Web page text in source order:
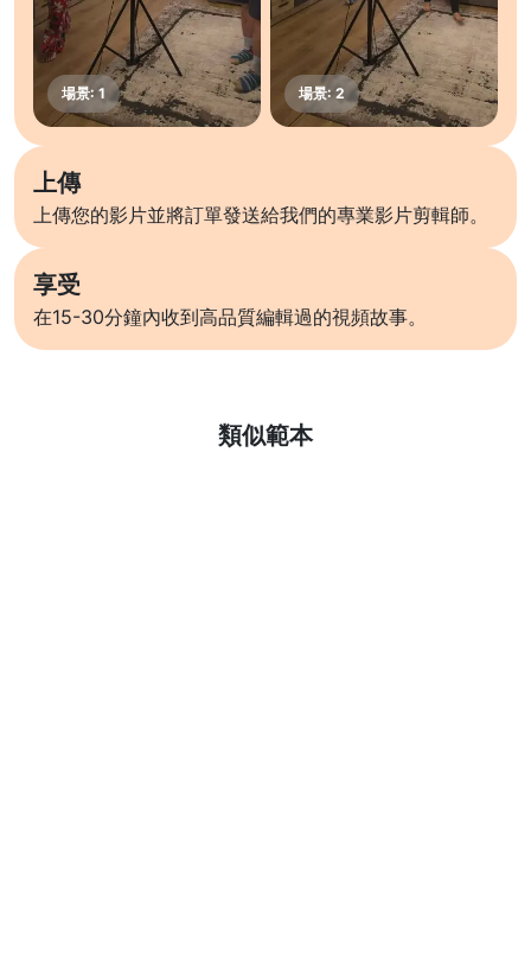
上傳
上傳您的影片並將訂單發送給我們的專業影片剪輯師。
享受
在15-30分鐘內收到高品質編輯過的視頻故事。
類似範本
了解更多